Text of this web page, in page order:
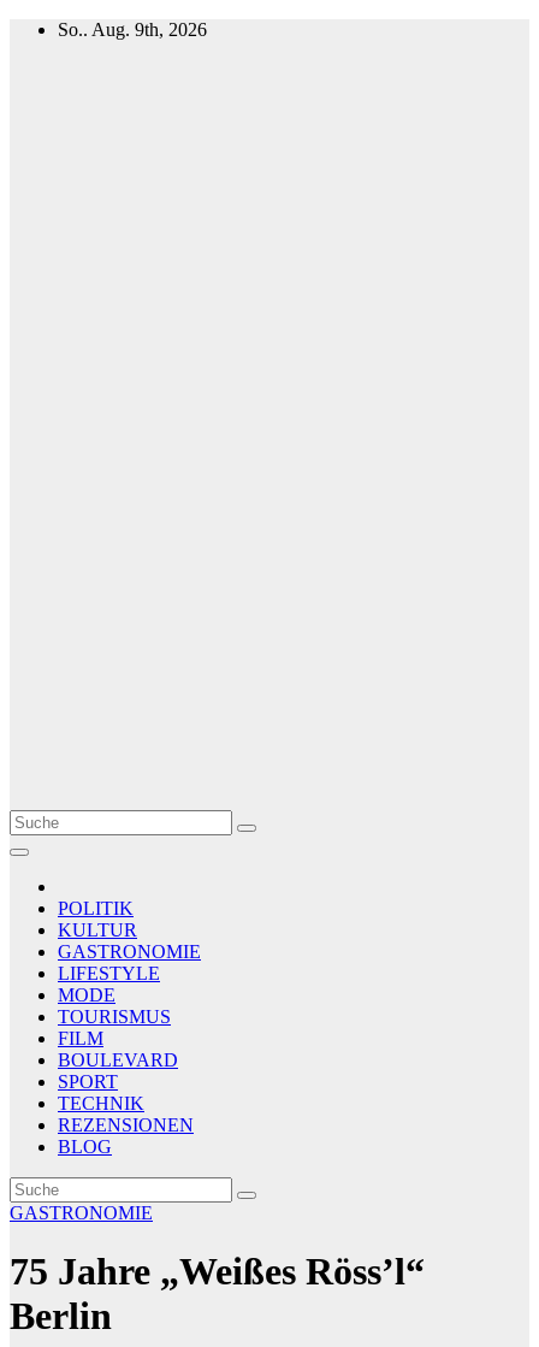
Zum
So.. Aug. 9th, 2026
Le Matin
AGENCE DE PRESSE
POLITIK
KULTUR
GASTRONOMIE
LIFESTYLE
MODE
TOURISMUS
FILM
BOULEVARD
SPORT
TECHNIK
REZENSIONEN
BLOG
GASTRONOMIE
75 Jahre „Weißes Röss’l“
Berlin